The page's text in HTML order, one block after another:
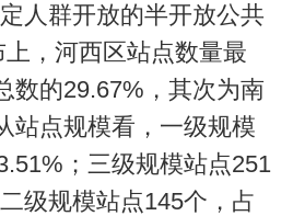
人群开放的半开放公共
，河西区站点数量最
数的29.67%，其次为南
站点规模看，一级规模
；三级规模站点251
级规模站点145个，占